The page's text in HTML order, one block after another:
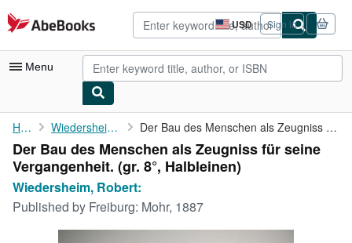
Skip to main content
AbeBooks.com USD
Site
shopping
preferences
Sign in
Menu
My Account
My Purchases
Advanced Search
Browse Collections
Home Wiedersheim, Robert: Der Bau des Menschen als Zeugniss für seine Vergangenheit.
Der Bau des Menschen als Zeugniss für seine
Vergangenheit. (gr. 8°, Halbleinen)
Wiedersheim, Robert:
Published by Freiburg: Mohr, 1887